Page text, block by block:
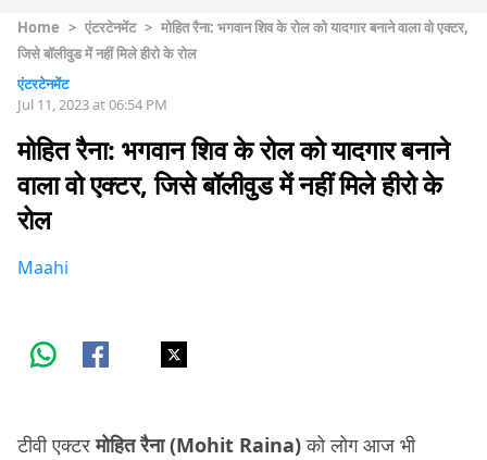
Home > एंटरटेनमेंट > मोहित रैना: भगवान शिव के रोल को यादगार बनाने वाला वो एक्टर,
जिसे बॉलीवुड में नहीं मिले हीरो के रोल
एंटरटेनमेंट
Jul 11, 2023 at 06:54 PM
मोहित रैना: भगवान शिव के रोल को यादगार बनाने
वाला वो एक्टर, जिसे बॉलीवुड में नहीं मिले हीरो के
रोल
Maahi
टीवी एक्टरमोहित रैना (Mohit Raina)को लोग आज भी